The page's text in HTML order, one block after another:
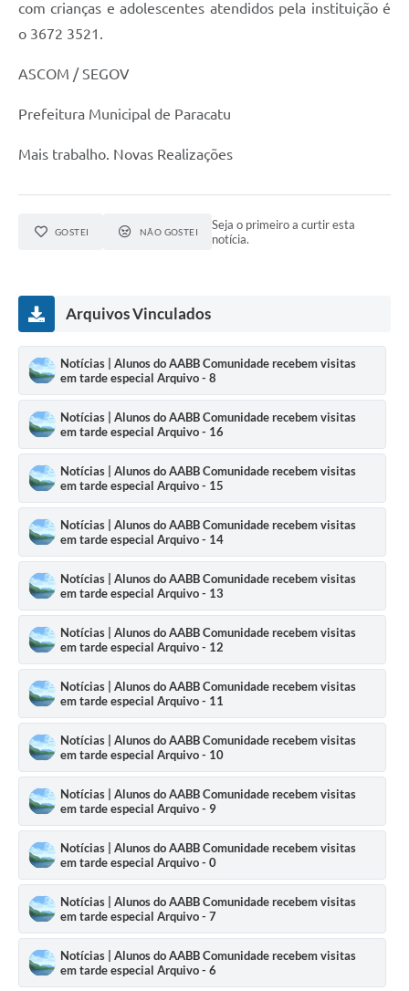
com crianças e adolescentes atendidos pela instituição é
o 3672 3521.
ASCOM / SEGOV
Prefeitura Municipal de Paracatu
Mais trabalho. Novas Realizações
GOSTEI NÃO GOSTEI
Seja o primeiro a curtir esta
notícia.
Arquivos Vinculados
Notícias | Alunos do AABB Comunidade recebem visitas
em tarde especial Arquivo - 8
Notícias | Alunos do AABB Comunidade recebem visitas
em tarde especial Arquivo - 16
Notícias | Alunos do AABB Comunidade recebem visitas
em tarde especial Arquivo - 15
Notícias | Alunos do AABB Comunidade recebem visitas
em tarde especial Arquivo - 14
Notícias | Alunos do AABB Comunidade recebem visitas
em tarde especial Arquivo - 13
Notícias | Alunos do AABB Comunidade recebem visitas
em tarde especial Arquivo - 12
Notícias | Alunos do AABB Comunidade recebem visitas
em tarde especial Arquivo - 11
Notícias | Alunos do AABB Comunidade recebem visitas
em tarde especial Arquivo - 10
Notícias | Alunos do AABB Comunidade recebem visitas
em tarde especial Arquivo - 9
Notícias | Alunos do AABB Comunidade recebem visitas
em tarde especial Arquivo - 0
Notícias | Alunos do AABB Comunidade recebem visitas
em tarde especial Arquivo - 7
Notícias | Alunos do AABB Comunidade recebem visitas
em tarde especial Arquivo - 6